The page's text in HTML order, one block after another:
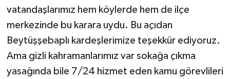
vatandaşlarımız hem köylerde hem de ilçe
merkezinde bu karara uydu. Bu açıdan
Beytüşşebaplı kardeşlerimize teşekkür ediyoruz.
Ama gizli kahramanlarımız var sokağa çıkma
yasağında bile 7/24 hizmet eden kamu görevlileri